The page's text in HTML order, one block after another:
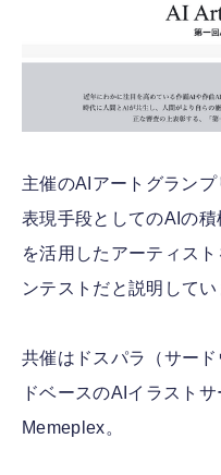
主催のAIアートグラン
表現手段としてのAIの
を活用したアーティス
ンテストだと説明してい
共催はドスパラ（サー
ドベースのAIイラスト
Memeplex。